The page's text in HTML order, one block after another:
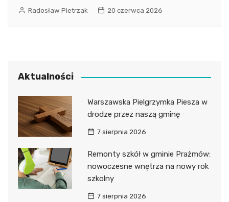
Radosław Pietrzak 20 czerwca 2026
Aktualności
Warszawska Pielgrzymka Piesza w
drodze przez naszą gminę
7 sierpnia 2026
Remonty szkół w gminie Prażmów:
nowoczesne wnętrza na nowy rok
szkolny
7 sierpnia 2026